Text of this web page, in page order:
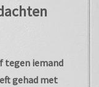
tegen iemand
gehad met